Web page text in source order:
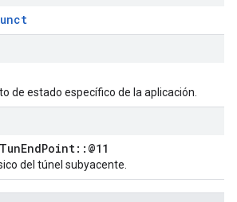
de estado específico de la aplicación.
del túnel subyacente.